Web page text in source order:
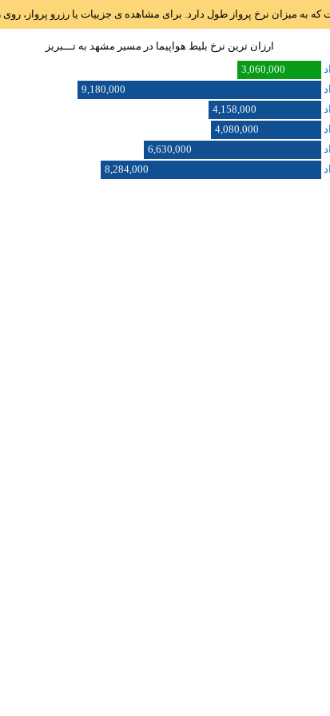
که به میزان نرخ پرواز طول دارد. برای مشاهده ی جزییات یا رزرو
ارزان ترین نرخ بلیط هواپیما در مسیر مشهد به تـــبريز
3,060,000
9,180,000
4,158,000
4,080,000
6,630,000
8,284,000